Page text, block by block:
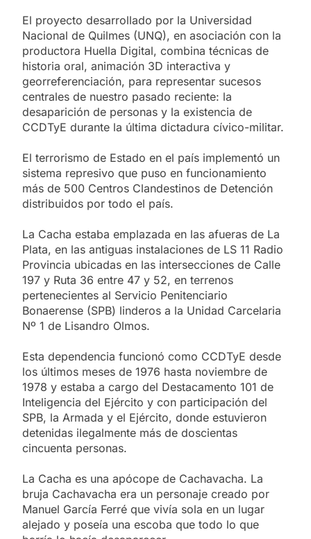
El proyecto desarrollado por la Universidad
Nacional de Quilmes (UNQ), en asociación con la
productora Huella Digital, combina técnicas de
historia oral, animación 3D interactiva y
georreferenciación, para representar sucesos
centrales de nuestro pasado reciente: la
desaparición de personas y la existencia de
CCDTyE durante la última dictadura cívico-militar.
El terrorismo de Estado en el país implementó un
sistema represivo que puso en funcionamiento
más de 500 Centros Clandestinos de Detención
distribuidos por todo el país.
La Cacha estaba emplazada en las afueras de La
Plata, en las antiguas instalaciones de LS 11 Radio
Provincia ubicadas en las intersecciones de Calle
197 y Ruta 36 entre 47 y 52, en terrenos
pertenecientes al Servicio Penitenciario
Bonaerense (SPB) linderos a la Unidad Carcelaria
Nº 1 de Lisandro Olmos.
Esta dependencia funcionó como CCDTyE desde
los últimos meses de 1976 hasta noviembre de
1978 y estaba a cargo del Destacamento 101 de
Inteligencia del Ejército y con participación del
SPB, la Armada y el Ejército, donde estuvieron
detenidas ilegalmente más de doscientas
cincuenta personas.
La Cacha es una apócope de Cachavacha. La
bruja Cachavacha era un personaje creado por
Manuel García Ferré que vivía sola en un lugar
alejado y poseía una escoba que todo lo que